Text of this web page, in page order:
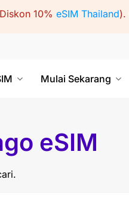
10% eSIM Thailand).
Mulai Sekarang
eSIM